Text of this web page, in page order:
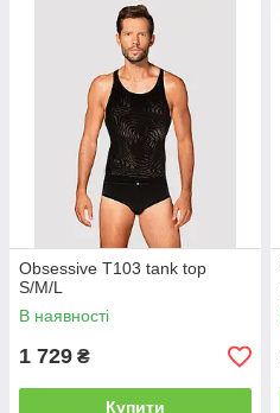
Obsessive T103 tank top
S/M/L
В наявності
1 729 ₴
Купити